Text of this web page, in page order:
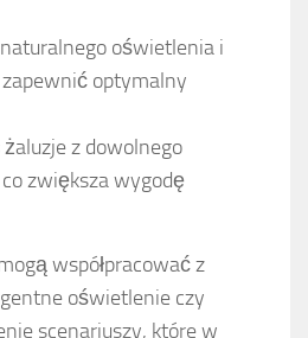
oświetlenia i
optymalny
z dowolnego
zwiększa wygodę
współpracować z
oświetlenie czy
scenariuszy, które w